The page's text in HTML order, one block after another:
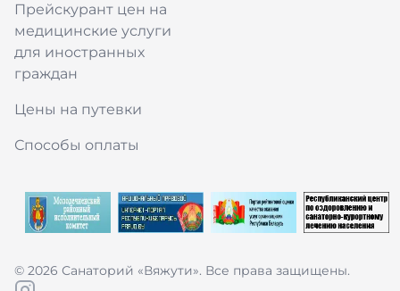
Прейскурант цен на
медицинские услуги
для иностранных
граждан
Цены на путевки
Способы оплаты
© 2026 Санаторий «Вяжути». Все права защищены.